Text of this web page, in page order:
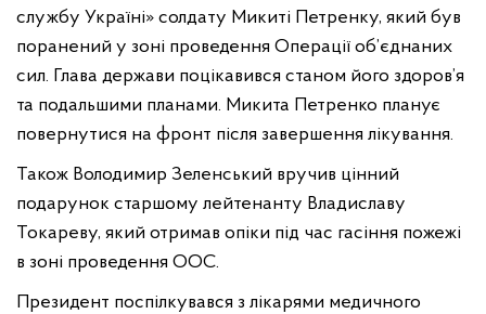
службу Україні» солдату Микиті Петренку, який був
поранений у зоні проведення Операції об’єднаних
сил. Глава держави поцікавився станом його здоров’я
та подальшими планами. Микита Петренко планує
повернутися на фронт після завершення лікування.
Також Володимир Зеленський вручив цінний
подарунок старшому лейтенанту Владиславу
Токареву, який отримав опіки під час гасіння пожежі
в зоні проведення ООС.
Президент поспілкувався з лікарями медичного